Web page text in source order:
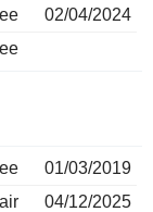
02/04/2024
01/03/2019
04/12/2025